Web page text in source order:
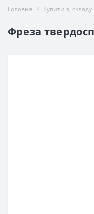
Головна Купити зі складу
Фреза